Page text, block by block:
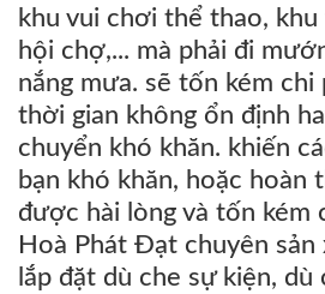
khu vui chơi thể thao,
hội chợ,... mà phải đi
nắng mưa. sẽ tốn kém chi
thời gian không ổn định
chuyển khó khăn. khiến
bạn khó khăn, hoặc hoàn
được hài lòng và tốn kém
Hoà Phát Đạt chuyên sản
lắp đặt dù che sự kiện,